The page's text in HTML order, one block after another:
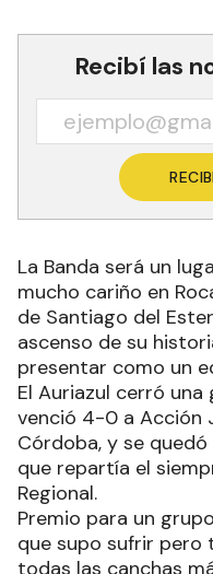
Recibí las
La Banda será un
mucho cariño en
de Santiago del
ascenso de su
presentar como un
El Auriazul cerró
venció 4-0 a Acción
Córdoba, y se
que repartía el
Regional.
Premio para un
que supo sufrir pero
todas las canchas